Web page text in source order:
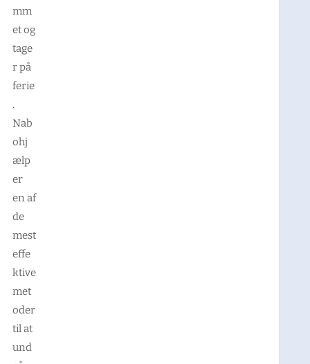
mm
et og
tage
r på
ferie
.
Nab
ohj
ælp
er
en af
de
mest
effe
ktive
met
oder
til at
und